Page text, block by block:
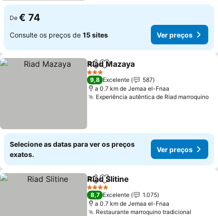
De € 74
Consulte os preços de 15 sites Ver preços
PartilharAdicionar aos favoritos
Riad Mazaya
3 Estrelas
9,8 Excelente
587
a 0.7 km de Jemaa el-Fnaa
Experiência autêntica de Riad marroquino
Selecione as datas para ver os preços
exatos.
Ver preços
PartilharAdicionar aos favoritos
Riad Slitine
4 Estrelas
8,7 Excelente
1.075
a 0.7 km de Jemaa el-Fnaa
Restaurante marroquino tradicional